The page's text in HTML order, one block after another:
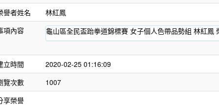
譽者姓名
林紅鳳
項內容
龜山區全民盃跆拳道錦標賽 女子個人色帶品勢組 林紅鳳
立時間
2020-02-25 01:16:09
覽次數
1007
享榮譽